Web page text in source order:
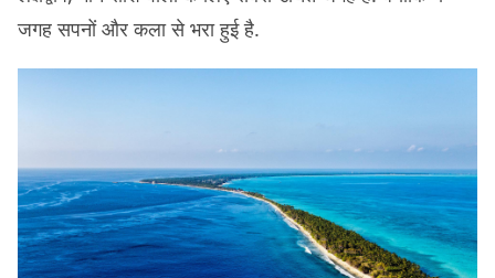
जगह सपनों और कला से भरा हुई है.